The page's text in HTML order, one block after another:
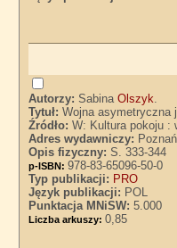
Autorzy:SabinaOlszyk.
Tytuł:Wojna asymetryczna
Źródło:W: Kultura pokoju :
Adres wydawniczy:
Opis fizyczny:S. 333-344
p-ISBN:978-83-65096-50-0
Typ publikacji: PRO
Język publikacji: POL
Punktacja MNiSW:5.000
Liczba arkuszy:0,85